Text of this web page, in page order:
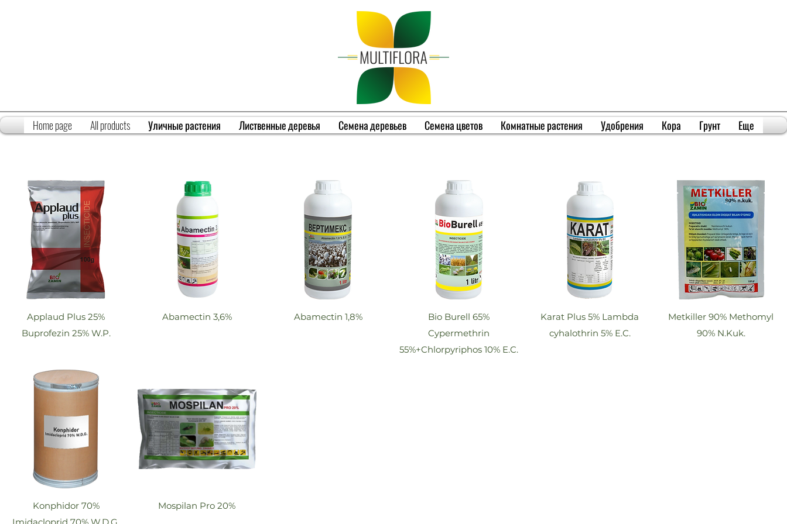
Home page All products Уличные растения Лиственные деревья Семена деревьев Семена цветов Комнатные растения Удобрения Кора Грунт Еще
Applaud Plus 25%
Buprofezin 25% W.P.
Abamectin 3,6% Abamectin 1,8%
Bio Burell 65%
Cypermethrin
55%+Chlorpyriphos 10% E.C.
Karat Plus 5% Lambda
cyhalothrin 5% E.C.
Metkiller 90% Methomyl
90% N.Kuk.
Konphidor 70%
Mospilan Pro 20%